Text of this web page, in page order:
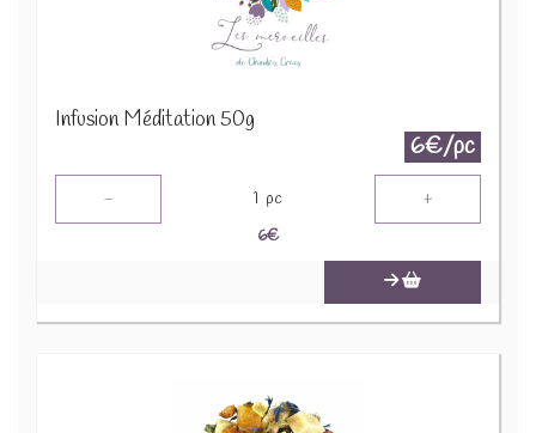
Infusion Méditation 50g
6€/pc
- 1 pc +
6€